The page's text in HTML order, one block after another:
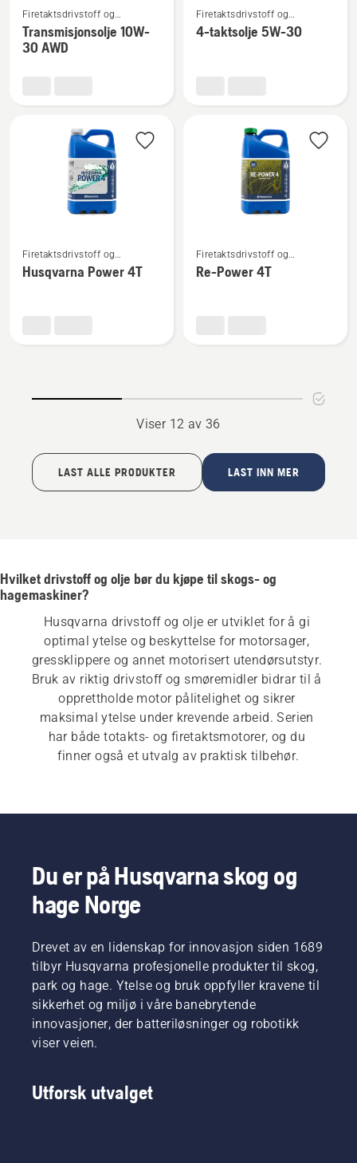
flere
detaljer
om
Firetaktsdrivstoff og
firetaktsolje
Transmisjonsolje 10W-
30 AWD
flere
detaljer
Firetaktsdrivstoff og
firetaktsolje
4-taktsolje 5W-30
flere
detaljer
Firetaktsdrivstoff og
firetaktsolje
Husqvarna Power 4T
flere
detaljer
Firetaktsdrivstoff og
firetaktsolje
Re-Power 4T
Viser 12 av 36
LAST ALLE PRODUKTER LAST INN MER
Hvilket drivstoff og olje bør du kjøpe til skogs- og
hagemaskiner?
Husqvarna drivstoff og olje er utviklet for å gi
optimal ytelse og beskyttelse for motorsager,
gressklippere og annet motorisert utendørsutstyr.
Bruk av riktig drivstoff og smøremidler bidrar til å
opprettholde motor pålitelighet og sikrer
maksimal ytelse under krevende arbeid. Serien
har både totakts- og firetaktsmotorer, og du
finner også et utvalg av praktisk tilbehør.
Du er på Husqvarna skog og
hage Norge
Drevet av en lidenskap for innovasjon siden 1689
tilbyr Husqvarna profesjonelle produkter til skog,
park og hage. Ytelse og bruk oppfyller kravene til
sikkerhet og miljø i våre banebrytende
innovasjoner, der batteriløsninger og robotikk
viser veien.
Utforsk utvalget